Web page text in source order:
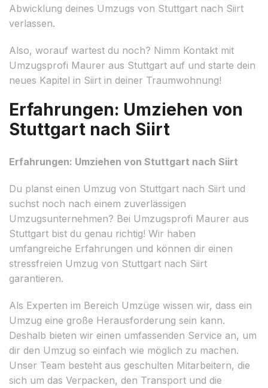
Abwicklung deines Umzugs von Stuttgart nach Siirt
verlassen.
Also, worauf wartest du noch? Nimm Kontakt mit
Umzugsprofi Maurer aus Stuttgart auf und starte dein
neues Kapitel in Siirt in deiner Traumwohnung!
Erfahrungen: Umziehen von
Stuttgart nach Siirt
Erfahrungen: Umziehen von Stuttgart nach Siirt
Du planst einen Umzug von Stuttgart nach Siirt und
suchst noch nach einem zuverlässigen
Umzugsunternehmen? Bei Umzugsprofi Maurer aus
Stuttgart bist du genau richtig! Wir haben
umfangreiche Erfahrungen und können dir einen
stressfreien Umzug von Stuttgart nach Siirt
garantieren.
Als Experten im Bereich Umzüge wissen wir, dass ein
Umzug eine große Herausforderung sein kann.
Deshalb bieten wir einen umfassenden Service an, um
dir den Umzug so einfach wie möglich zu machen.
Unser Team besteht aus geschulten Mitarbeitern, die
sich um das Verpacken, den Transport und die